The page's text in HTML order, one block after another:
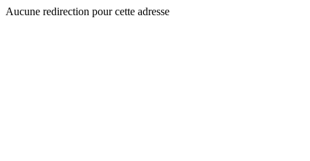
Aucune redirection pour cette adresse